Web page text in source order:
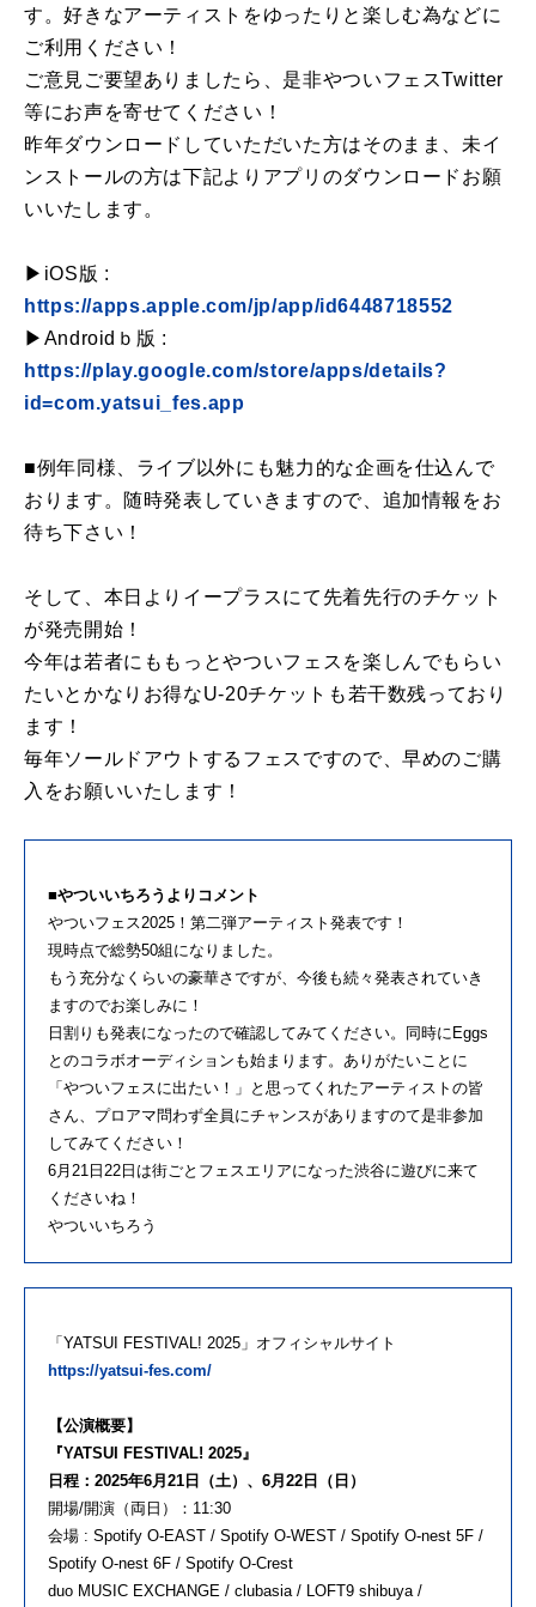
す。好きなアーティストをゆったりと楽しむ為などに
ご利用ください！
ご意見ご要望ありましたら、是非やついフェスTwitter
等にお声を寄せてください！
昨年ダウンロードしていただいた方はそのまま、未イ
ンストールの方は下記よりアプリのダウンロードお願
いいたします。
▶iOS版 :
https://apps.apple.com/jp/app/id6448718552
▶Androidｂ版 :
https://play.google.com/store/apps/details?
id=com.yatsui_fes.app
■例年同様、ライブ以外にも魅力的な企画を仕込んで
おります。随時発表していきますので、追加情報をお
待ち下さい！
そして、本日よりイープラスにて先着先行のチケット
が発売開始！
今年は若者にももっとやついフェスを楽しんでもらい
たいとかなりお得なU-20チケットも若干数残っており
ます！
毎年ソールドアウトするフェスですので、早めのご購
入をお願いいたします！
■やついいちろうよりコメント
やついフェス2025！第二弾アーティスト発表です！
現時点で総勢50組になりました。
もう充分なくらいの豪華さですが、今後も続々発表されていき
ますのでお楽しみに！
日割りも発表になったので確認してみてください。同時にEggs
とのコラボオーディションも始まります。ありがたいことに
「やついフェスに出たい！」と思ってくれたアーティストの皆
さん、プロアマ問わず全員にチャンスがありますのて是非参加
してみてください！
6月21日22日は街ごとフェスエリアになった渋谷に遊びに来て
くださいね！
やついいちろう
「YATSUI FESTIVAL! 2025」オフィシャルサイト
https://yatsui-fes.com/
【公演概要】
『YATSUI FESTIVAL! 2025』
日程：2025年6月21日（土）、6月22日（日）
開場/開演（両日）：11:30
会場 : Spotify O-EAST / Spotify O-WEST / Spotify O-nest 5F /
Spotify O-nest 6F / Spotify O-Crest
duo MUSIC EXCHANGE / clubasia / LOFT9 shibuya /